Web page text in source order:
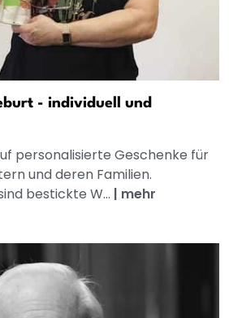
- individuell und
personalisierte Geschenke für
und deren Familien.
bestickte W... | mehr